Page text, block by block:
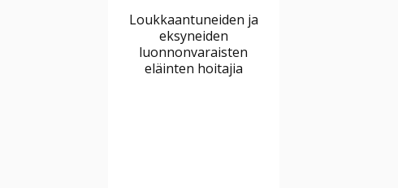
Loukkaantuneiden ja
eksyneiden
luonnonvaraisten
eläinten hoitajia